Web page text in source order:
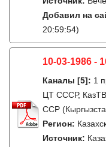
Добавил на
20:59:54)
10-03-1986 -
Каналы [5]: 1
ЦТ СССР,
ССР
Регион:
Источник: